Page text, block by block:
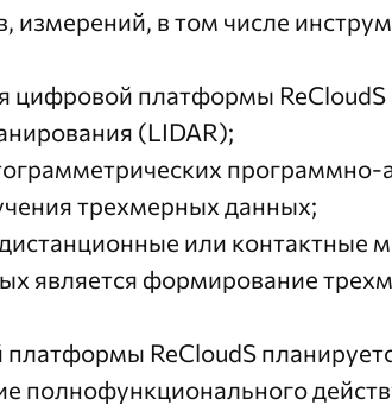
измерений, в том числе
цифровой платформы ReCloudS
(LIDAR);
программно-
трехмерных данных;
или контактные
является формирование
ReCloudS
полнофункционального